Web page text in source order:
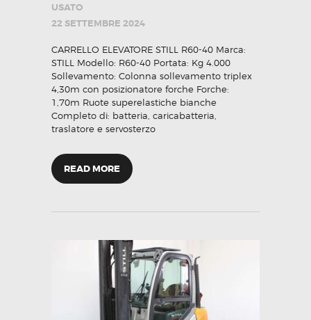
USATO
22 SETTEMBRE 2024
CARRELLO ELEVATORE STILL R60-40 Marca:
STILL Modello: R60-40 Portata: Kg 4.000
Sollevamento: Colonna sollevamento triplex
4,30m con posizionatore forche Forche:
1,70m Ruote superelastiche bianche
Completo di: batteria, caricabatteria,
traslatore e servosterzo
READ MORE